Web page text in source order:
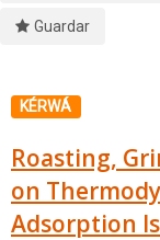
Guardar
KÉRWÁ
Roasting,
on
Adsorption